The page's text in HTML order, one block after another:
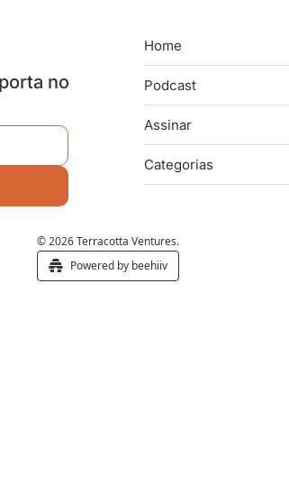
no
Home
Podcast
Assinar
Categorias
© 2026 Terracotta Ventures.
Powered by beehiiv